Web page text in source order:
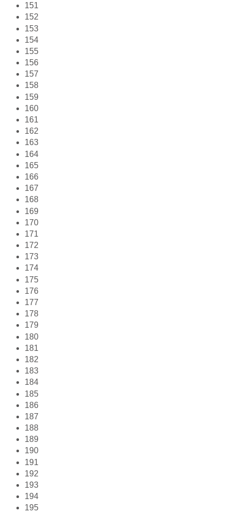
151
152
153
154
155
156
157
158
159
160
161
162
163
164
165
166
167
168
169
170
171
172
173
174
175
176
177
178
179
180
181
182
183
184
185
186
187
188
189
190
191
192
193
194
195